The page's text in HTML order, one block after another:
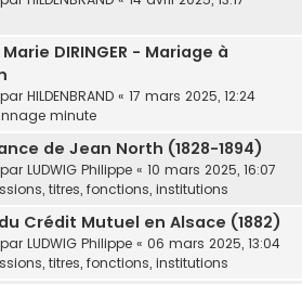
Marie DIRINGER - Mariage à
HILDENBRAND « 17 mars 2025, 12:24
minute
de Jean North (1828-1894)
LUDWIG Philippe « 10 mars 2025, 16:07
titres, fonctions, institutions
Crédit Mutuel en Alsace (1882)
LUDWIG Philippe « 06 mars 2025, 13:04
titres, fonctions, institutions